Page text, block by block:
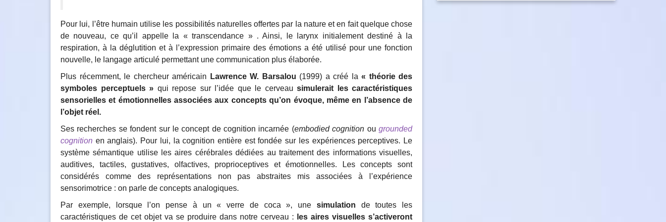
Pour lui, l’être humain utilise les possibilités naturelles offertes par la nature et en fait quelque chose
de nouveau, ce qu’il appelle la « transcendance » . Ainsi, le larynx initialement destiné à la
respiration, à la déglutition et à l’expression primaire des émotions a été utilisé pour une fonction
nouvelle, le langage articulé permettant une communication plus élaborée.
Plus récemment, le chercheur américain
Lawrence W. Barsalou (1999) a créé la « théorie des
symboles perceptuels » qui repose sur l’idée que le cerveau simulerait
les caractéristiques
sensorielles et émotionnelles associées aux concepts qu’on évoque, même en l’absence de
l’objet réel.
Ses recherches se fondent sur le concept de cognition incarnée (embodied cognition ougrounded
cognition en anglais). Pour lui, la cognition entière est fondée sur les expériences perceptives. Le
système sémantique utilise les aires cérébrales dédiées au traitement des informations visuelles,
auditives, tactiles, gustatives, olfactives, proprioceptives et émotionnelles. Les concepts sont
considérés comme des représentations non pas abstraites mis associées à l’expérience
sensorimotrice : on parle de concepts analogiques.
Par exemple, lorsque l’on pense à un « verre de coca », une simulation de toutes les
caractéristiques de cet objet va se produire dans notre cerveau :
les aires visuelles s’activeront